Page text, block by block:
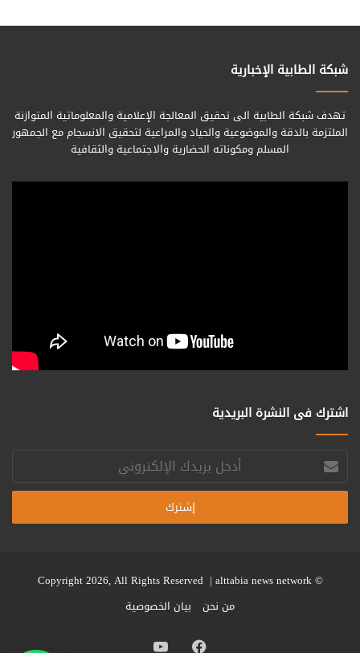
شبكة الطابية الإخبارية
تهدف شبكة الطابية الى تحقيق المعالجة الإعلامية والمعلوماتية المتوازنة
الملتزمة بالدقة والموضوعية والحياد والمراعية لتحقيق الانسجام مع الجمهور
المسلم ومكوناته الحضارية والاجتماعية والثقافية
اشترك فى النشرة البريدية
أدخل
بريدك
الإلكتروني
© Copyright 2026, All Rights Reserved |
alttabia news network
من نحن
بيان الخصوصية
فيسبوك